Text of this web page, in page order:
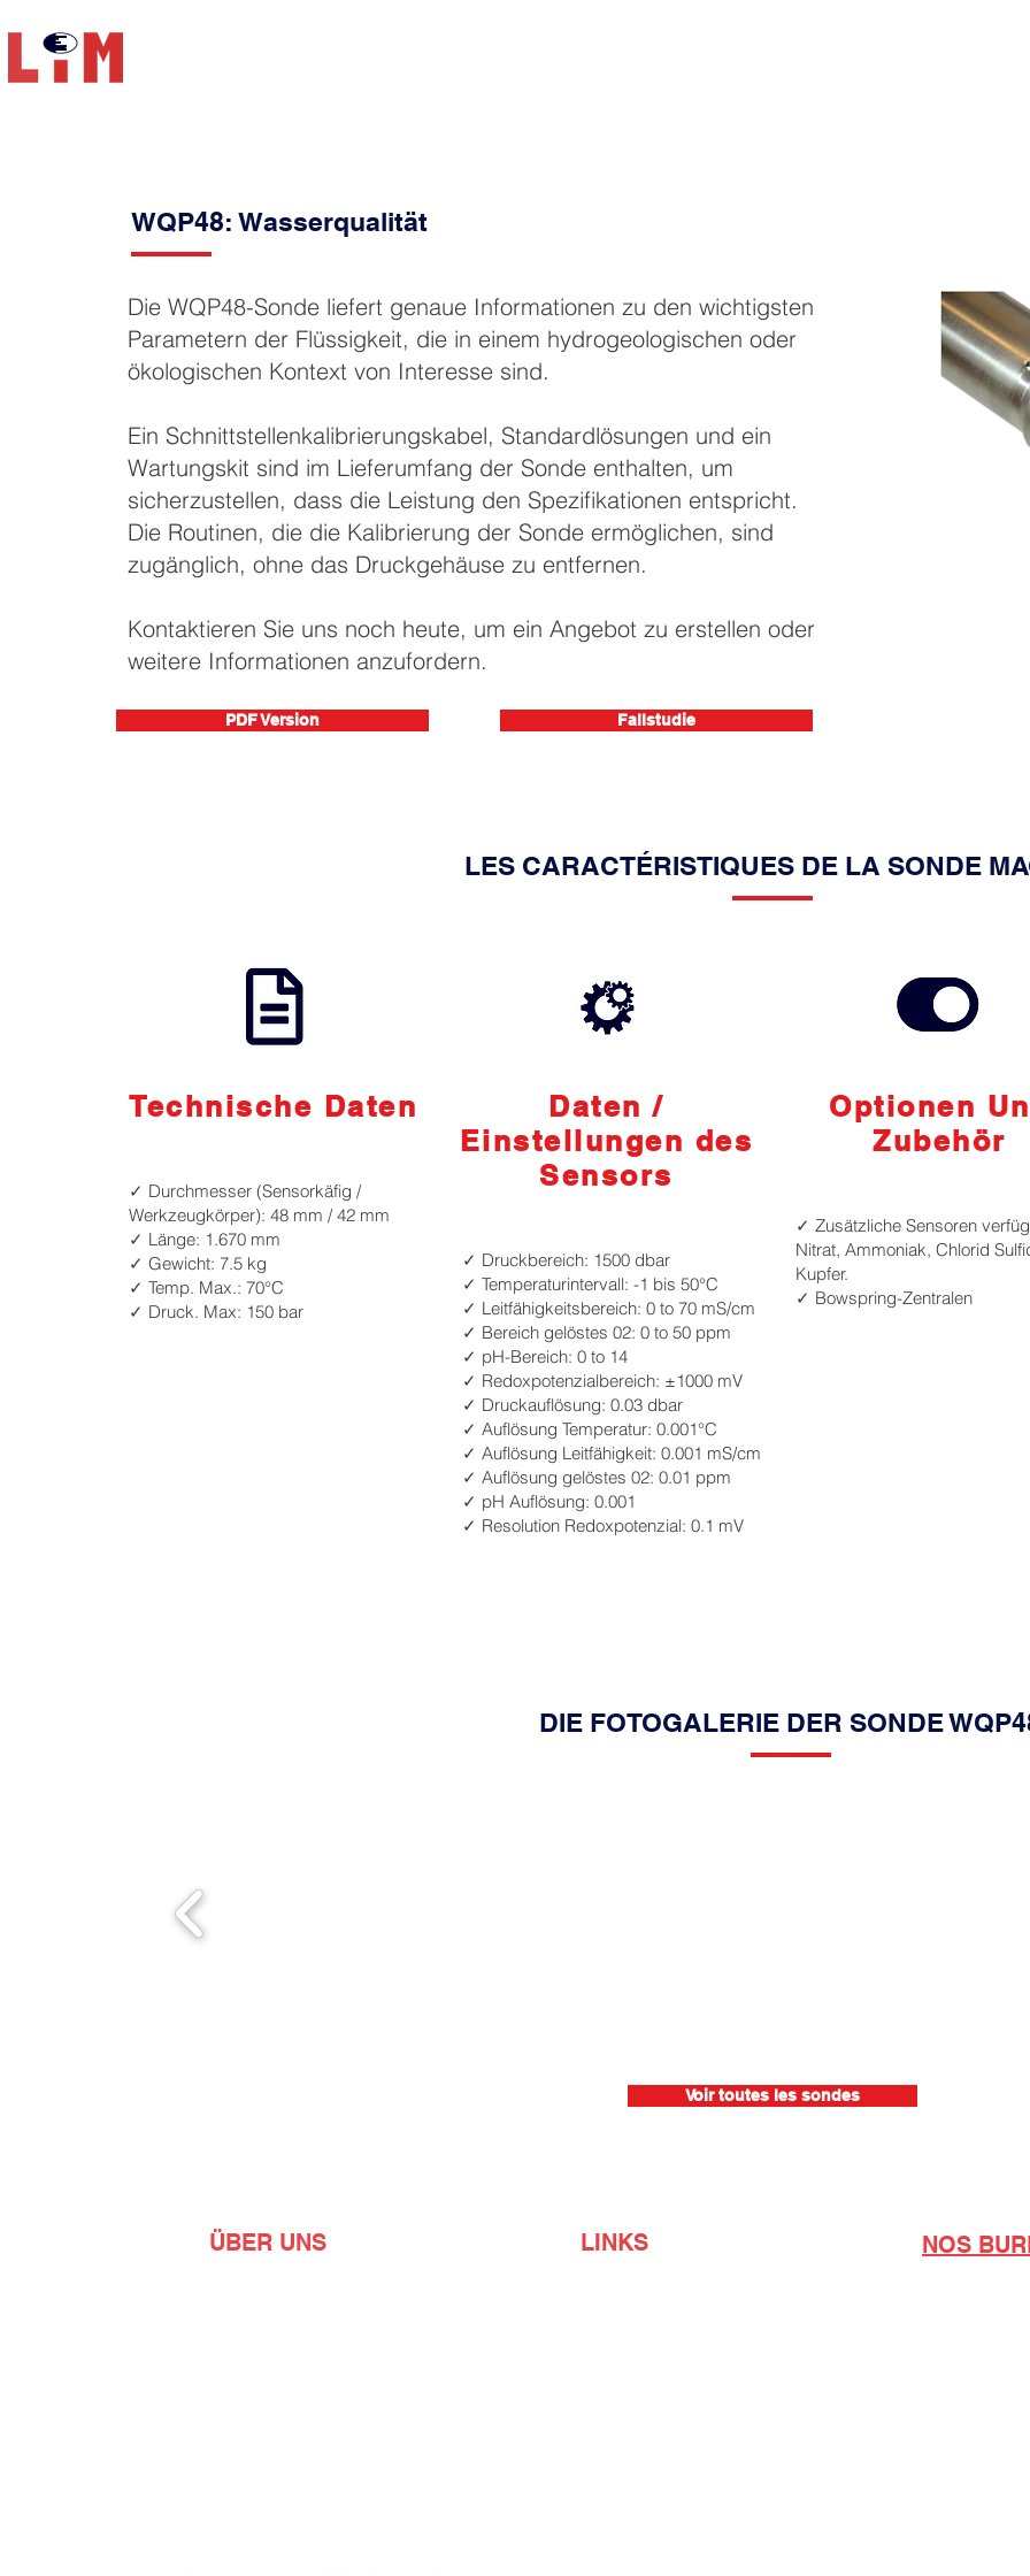
WQP48: Wasserqualität
Die WQP48-Sonde liefert genaue Informationen zu den wichtigsten
Parametern der Flüssigkeit, die in einem hydrogeologischen oder
ökologischen Kontext von Interesse sind.
Ein Schnittstellenkalibrierungskabel, Standardlösungen und ein
Wartungskit sind im Lieferumfang der Sonde enthalten, um
sicherzustellen, dass die Leistung den Spezifikationen entspricht.
Die Routinen, die die Kalibrierung der Sonde ermöglichen, sind
zugänglich, ohne das Druckgehäuse zu entfernen.
Kontaktieren Sie uns noch heute, um ein Angebot zu erstellen oder
weitere Informationen anzufordern.
PDF Version Fallstudie
LES CARACTÉRISTIQUES DE LA SONDE
Technische Daten
✓ Durchmesser (Sensorkäfig /
Werkzeugkörper): 48 mm / 42 mm
✓ Länge: 1.670 mm
✓ Gewicht: 7.5 kg
✓ Temp. Max.: 70°C
✓ Druck. Max: 150 bar
Daten /
Einstellungen des
Sensors
✓ Druckbereich: 1500 dbar
✓ Temperaturintervall: -1 bis 50°C
✓ Leitfähigkeitsbereich: 0 to 70 mS/cm
✓ Bereich gelöstes 02: 0 to 50 ppm
✓ pH-Bereich: 0 to 14
✓ Redoxpotenzialbereich: ±1000 mV
✓ Druckauflösung: 0.03 dbar
✓ Auflösung Temperatur: 0.001°C
✓ Auflösung Leitfähigkeit: 0.001 mS/cm
✓ Auflösung gelöstes 02: 0.01 ppm
✓ pH Auflösung: 0.001
✓ Resolution Redoxpotenzial: 0.1 mV
Optionen
Zubehör
✓ Zusätzliche Sensoren
Nitrat, Ammoniak, Chlorid
Kupfer.
✓ Bowspring-Zentralen
DIE FOTOGALERIE DER SONDE
Voir toutes les sondes
ÜBER UNS LINKS NOS